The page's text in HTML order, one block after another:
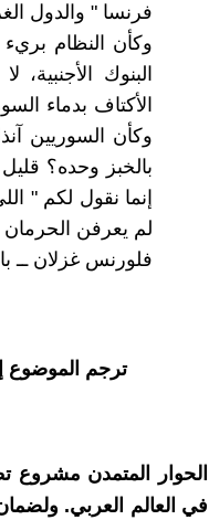
فرنسا " والدول
وكأن النظام
البنوك
وكأن السوريين
بالخبز وحده؟
إنما نقول لكم "
لم يعرفن الحرمان
فلورنس غزلان ــ باريس
ترجم الموضوع
الحوار المتمدن مشروع
في العالم العربي.